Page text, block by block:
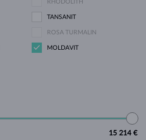
RHODOLITH
TANSANIT
ROSA TURMALIN
MOLDAVIT
15 214 €